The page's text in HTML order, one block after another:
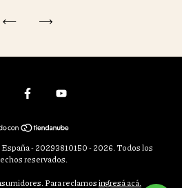
- 20293810150 - 2026. Todos los
reservados.
Para reclamosingresá acá.